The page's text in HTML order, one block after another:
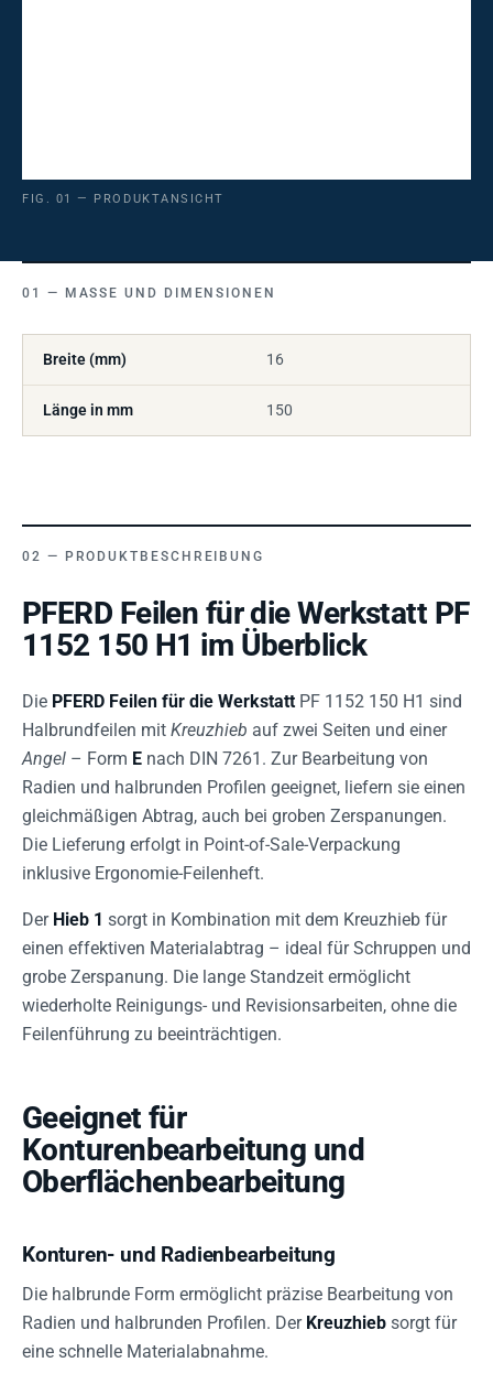
FIG. 01 — PRODUKTANSICHT
MASSE UND DIMENSIONEN
Breite (mm) 16
Länge in mm 150
PRODUKTBESCHREIBUNG
PFERD Feilen für die Werkstatt PF
1152 150 H1 im Überblick
Die PFERD Feilen für die Werkstatt PF 1152 150 H1 sind
Halbrundfeilen mit Kreuzhieb auf zwei Seiten und einer
Angel – Form E nach DIN 7261. Zur Bearbeitung von
Radien und halbrunden Profilen geeignet, liefern sie einen
gleichmäßigen Abtrag, auch bei groben Zerspanungen.
Die Lieferung erfolgt in Point-of-Sale-Verpackung
inklusive Ergonomie-Feilenheft.
Der Hieb 1 sorgt in Kombination mit dem Kreuzhieb für
einen effektiven Materialabtrag – ideal für Schruppen und
grobe Zerspanung. Die lange Standzeit ermöglicht
wiederholte Reinigungs- und Revisionsarbeiten, ohne die
Feilenführung zu beeinträchtigen.
Geeignet für
Konturenbearbeitung und
Oberflächenbearbeitung
Konturen- und Radienbearbeitung
Die halbrunde Form ermöglicht präzise Bearbeitung von
Radien und halbrunden Profilen. Der Kreuzhieb sorgt für
eine schnelle Materialabnahme.